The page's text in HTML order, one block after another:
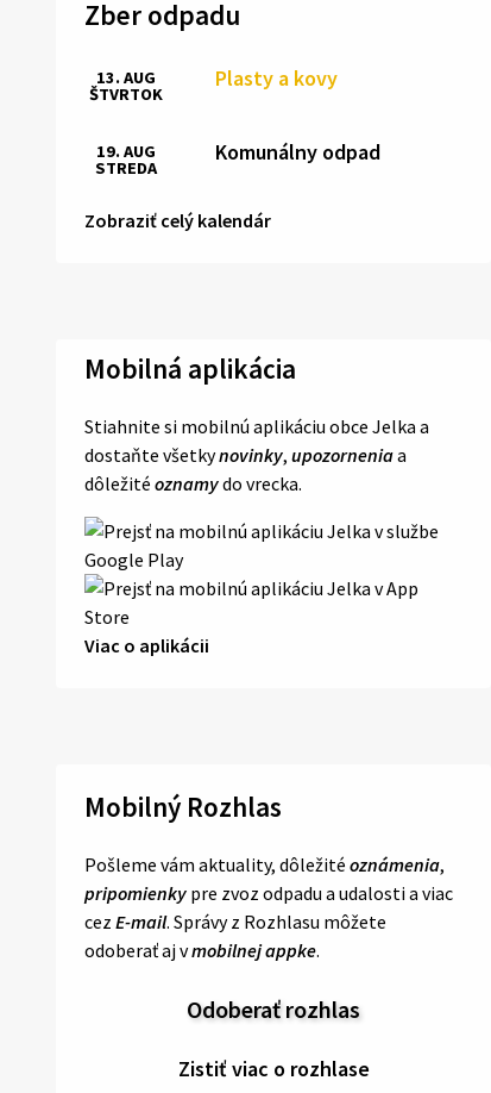
Zber odpadu
Plasty a kovy
13. AUG
ŠTVRTOK
Komunálny odpad
19. AUG
STREDA
Zobraziť celý kalendár
Mobilná aplikácia
Stiahnite si mobilnú aplikáciu obce Jelka a
dostaňte všetkynovinky, upozorneniaa
dôležité oznamydo vrecka.
Viac o aplikácii
Mobilný Rozhlas
Pošleme vám aktuality, dôležité oznámenia,
pripomienky pre zvoz odpadu a udalosti a viac
cez E-mail. Správy z Rozhlasu môžete
odoberať aj vmobilnej appke.
Odoberať rozhlas
Zistiť viac o rozhlase